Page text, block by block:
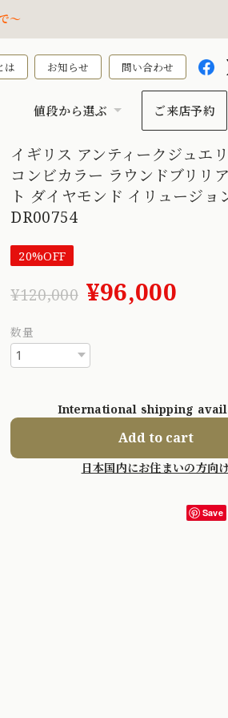
～
は お知らせ 問い合わせ
値段から選ぶ ご来店予約
イギリス アンティークジュエ
コンビカラー ラウンドブリリ
ト ダイヤモンド イリュージ
DR00754
20%OFF
¥120,000 ¥96,000
数量
International shipping
Add to cart
日本国内にお住まいの方向け
Save